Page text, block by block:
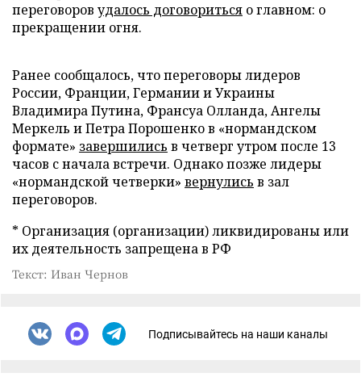
переговоров удалось договориться о главном: о
прекращении огня.
Ранее сообщалось, что переговоры лидеров
России, Франции, Германии и Украины
Владимира Путина, Франсуа Олланда, Ангелы
Меркель и Петра Порошенко в «нормандском
формате» завершились в четверг утром после 13
часов с начала встречи. Однако позже лидеры
«нормандской четверки» вернулись в зал
переговоров.
* Организация (организации) ликвидированы или
их деятельность запрещена в РФ
Текст: Иван Чернов
Подписывайтесь на наши каналы